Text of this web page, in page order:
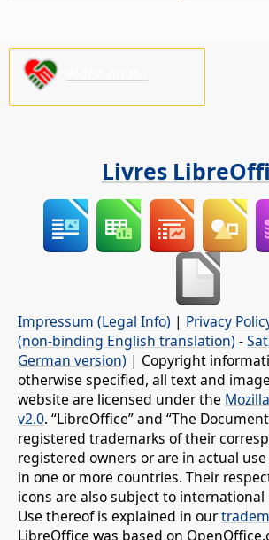
Livres
Impressum (Legal Info) | Privacy
(non-binding English translation) -
German version) | Copyright
otherwise specified, all text and
website are licensed under the
v2.0. “LibreOffice” and “The
registered trademarks of their
registered owners or are in actual
in one or more countries. Their
icons are also subject to
Use thereof is explained in our
LibreOffice was based on